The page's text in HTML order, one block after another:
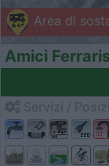
Area di
Amici